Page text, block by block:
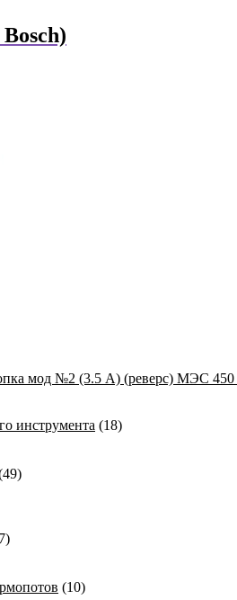
инструмента (18)
(10)